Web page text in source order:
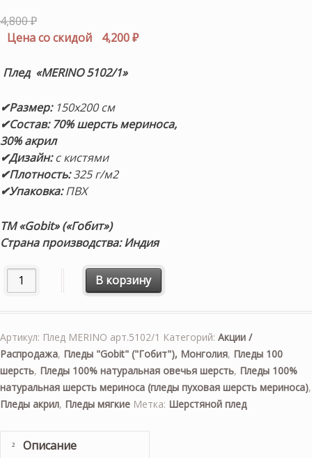
4,800₽Первоначальная
цена
4,800 ₽.
Цена со скидой 4,200₽Текущая
Плед «MERINO 5102/1»
✔Размер:150х200 см
✔Состав: 70% шерсть мериноса,
30% акрил
✔Дизайн:с кистями
✔Плотность:325 г/м2
✔Упаковка:ПВХ
ТМ «Gobit» («Гобит»)
Страна производства: Индия
Количество товара «MERINO 5102/1» 150х200см. Плед
В корзину
Артикул: Плед MERINO арт.5102/1 Категорий: Акции /
Распродажа, Пледы "Gobit" ("Гобит"), Монголия, Пледы 100
шерсть, Пледы 100% натуральная овечья шерсть, Пледы 100%
натуральная шерсть мериноса (пледы пуховая шерсть мериноса),
Пледы акрил, Пледы мягкие Метка: Шерстяной плед
Описание